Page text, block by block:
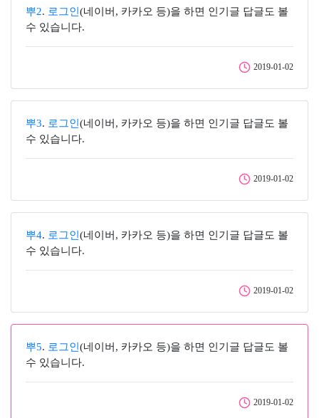
뿌2. 로그인 (네이버, 카카오 등)을 하면 인기글 답글도 볼
수 있습니다.
2019-01-02
뿌3. 로그인 (네이버, 카카오 등)을 하면 인기글 답글도 볼
수 있습니다.
2019-01-02
뿌4. 로그인 (네이버, 카카오 등)을 하면 인기글 답글도 볼
수 있습니다.
2019-01-02
뿌5. 로그인 (네이버, 카카오 등)을 하면 인기글 답글도 볼
수 있습니다.
2019-01-02